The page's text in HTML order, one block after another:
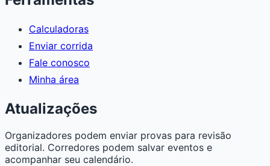
Calculadoras
Enviar corrida
Fale conosco
Minha área
Atualizações
Organizadores podem enviar provas para revisão
editorial. Corredores podem salvar eventos e
acompanhar seu calendário.